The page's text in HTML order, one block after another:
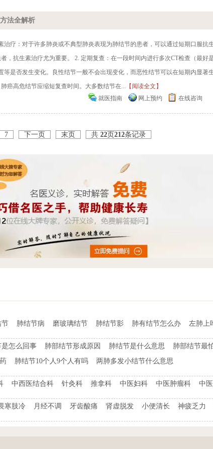
法全解析
疗：对于许多肺炎或不典型肺炎表现为肺结节的患者，可以通过短期口服抗
，抗生素治疗尤为重要。 2. 定期复查：在一段时间内进行多次CT检查（最好
是否发生变化。良性结节一般不会出现变化，而恶性结节可以在短期内显著
癌高危结节应缩短复查时间。大多数结节在... 【阅读全文】
就医指南
网上预约 在线咨询
7 下一页 末页 共 22页212条记录
节 肺结节病 磨玻璃结节 肺结节影 肺有结节怎么办 左肺上
怎么回事 肺部结节形成原因 肺结节是什么意思 肺部结节最
肺结节10个人9个人有吗 两肺多发小结节什么意思
中西医结合科 针灸科 推拿科 中医妇科 中医肿瘤科 中
寒肢冷 月经不调 牙齿酸痛 肾虚脱发 小便清长 神疲乏力